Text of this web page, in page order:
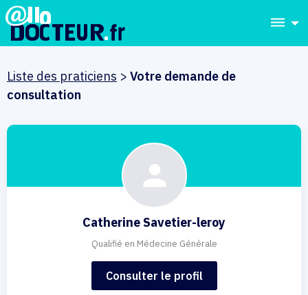
dehaze
Liste des praticiens > Votre demande de
consultation
Catherine Savetier-leroy
Qualifié en Médecine Générale
Consulter le profil